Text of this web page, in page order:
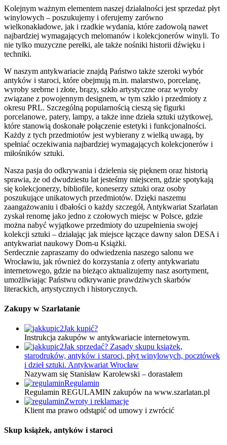
Kolejnym ważnym elementem naszej działalności jest sprzedaż płyt
winylowych – poszukujemy i oferujemy zarówno
wielkonakładowe, jak i rzadkie wydania, które zadowolą nawet
najbardziej wymagających melomanów i kolekcjonerów winyli. To
nie tylko muzyczne perełki, ale także nośniki historii dźwięku i
techniki.
W naszym antykwariacie znajdą Państwo także szeroki wybór
antyków i staroci, które obejmują m.in. malarstwo, porcelanę,
wyroby srebrne i złote, brązy, szkło artystyczne oraz wyroby
związane z powojennym designem, w tym szkło i przedmioty z
okresu PRL. Szczególną popularnością cieszą się figurki
porcelanowe, patery, lampy, a także inne dzieła sztuki użytkowej,
które stanowią doskonałe połączenie estetyki i funkcjonalności.
Każdy z tych przedmiotów jest wybierany z wielką uwagą, by
spełniać oczekiwania najbardziej wymagających kolekcjonerów i
miłośników sztuki.
Nasza pasja do odkrywania i dzielenia się pięknem oraz historią
sprawia, że od dwudziestu lat jesteśmy miejscem, gdzie spotykają
się kolekcjonerzy, bibliofile, koneserzy sztuki oraz osoby
poszukujące unikatowych przedmiotów. Dzięki naszemu
zaangażowaniu i dbałości o każdy szczegół, Antykwariat Szarlatan
zyskał renomę jako jedno z czołowych miejsc w Polsce, gdzie
można nabyć wyjątkowe przedmioty do uzupełnienia swojej
kolekcji sztuki – działając jak miejsce łączące dawny salon DESA i
antykwariat naukowy Dom-u Książki.
Serdecznie zapraszamy do odwiedzenia naszego salonu we
Wrocławiu, jak również do korzystania z oferty antykwariatu
internetowego, gdzie na bieżąco aktualizujemy nasz asortyment,
umożliwiając Państwu odkrywanie prawdziwych skarbów
literackich, artystycznych i historycznych.
Zakupy w Szarlatanie
Jak kupić?
Instrukcja zakupów w antykwariacie internetowym.
Jak sprzedać? Zasady skupu książek,
starodruków, antyków i staroci, płyt winylowych, pocztówek
i dzieł sztuki. Antykwariat Wrocław
Nazywam się Stanisław Karolewski – dorastałem
Regulamin
Regulamin REGULAMIN zakupów na www.szarlatan.pl
Zwroty i reklamacje
Klient ma prawo odstąpić od umowy i zwrócić
Skup książek, antyków i staroci